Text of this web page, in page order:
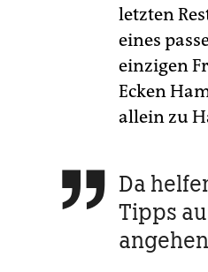
letzten
eines
einzigen
Ecken
allein zu
 Da
Tipps